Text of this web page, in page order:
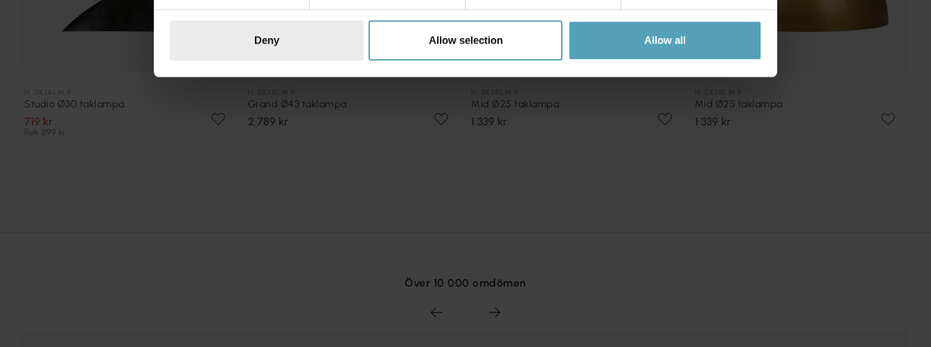
Deny Allow selection Allow all
Studio Ø30 taklampa
719 kr
Rek. 899 kr
Grand Ø43 taklampa
2 789 kr
Mid Ø25 taklampa
1 339 kr
Mid Ø25 taklampa
1 339 kr
Över 10 000 omdömen